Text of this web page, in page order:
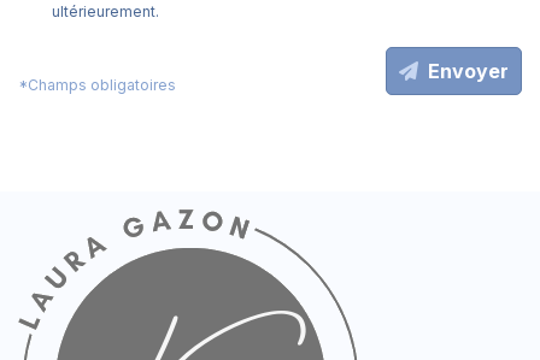
ultérieurement.
*Champs obligatoires
Envoyer